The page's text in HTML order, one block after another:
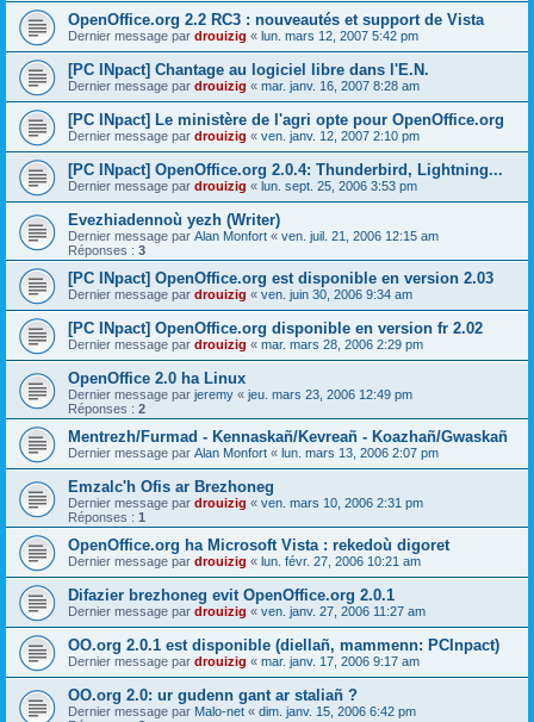
OpenOffice.org 2.2 RC3 : nouveautés et support de Vista
Dernier message par drouizig « lun. mars 12, 2007 5:42 pm
[PC INpact] Chantage au logiciel libre dans l'E.N.
Dernier message par drouizig « mar. janv. 16, 2007 8:28 am
[PC INpact] Le ministère de l'agri opte pour OpenOffice.org
Dernier message par drouizig « ven. janv. 12, 2007 2:10 pm
[PC INpact] OpenOffice.org 2.0.4: Thunderbird, Lightning...
Dernier message par drouizig « lun. sept. 25, 2006 3:53 pm
Evezhiadennoù yezh (Writer)
Dernier message par Alan Monfort « ven. juil. 21, 2006 12:15 am
Réponses : 3
[PC INpact] OpenOffice.org est disponible en version 2.03
Dernier message par drouizig « ven. juin 30, 2006 9:34 am
[PC INpact] OpenOffice.org disponible en version fr 2.02
Dernier message par drouizig « mar. mars 28, 2006 2:29 pm
OpenOffice 2.0 ha Linux
Dernier message par jeremy « jeu. mars 23, 2006 12:49 pm
Réponses : 2
Mentrezh/Furmad - Kennaskañ/Kevreañ - Koazhañ/Gwaskañ
Dernier message par Alan Monfort « lun. mars 13, 2006 2:07 pm
Emzalc'h Ofis ar Brezhoneg
Dernier message par drouizig « ven. mars 10, 2006 2:31 pm
Réponses : 1
OpenOffice.org ha Microsoft Vista : rekedoù digoret
Dernier message par drouizig « lun. févr. 27, 2006 10:21 am
Difazier brezhoneg evit OpenOffice.org 2.0.1
Dernier message par drouizig « ven. janv. 27, 2006 11:27 am
OO.org 2.0.1 est disponible (diellañ, mammenn: PCInpact)
Dernier message par drouizig « mar. janv. 17, 2006 9:17 am
OO.org 2.0: ur gudenn gant ar staliañ ?
Dernier message par Malo-net « dim. janv. 15, 2006 6:42 pm